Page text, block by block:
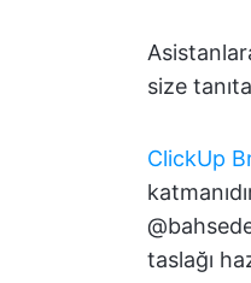
size
ClickUp
taslağı